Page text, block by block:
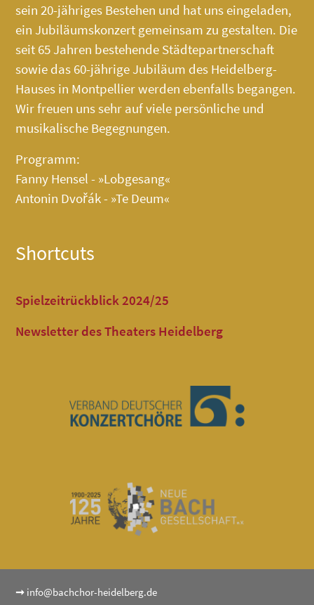
sein 20-jähriges Bestehen und hat uns eingeladen,
ein Jubiläumskonzert gemeinsam zu gestalten. Die
seit 65 Jahren bestehende Städtepartnerschaft
sowie das 60-jährige Jubiläum des Heidelberg-
Hauses in Montpellier werden ebenfalls begangen.
Wir freuen uns sehr auf viele persönliche und
musikalische Begegnungen.
Programm:
Fanny Hensel - »Lobgesang«
Antonin Dvořák - »Te Deum«
Shortcuts
Spielzeitrückblick 2024/25
Newsletter des Theaters Heidelberg
➞ info@bachchor-heidelberg.de